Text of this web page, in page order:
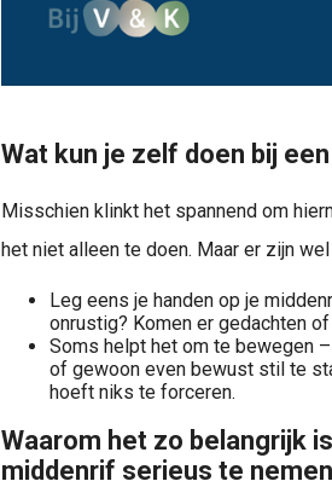
Wat kun je zelf doen bij
Misschien klinkt het spannend om
het niet alleen te doen. Maar er zijn
Leg eens je handen op je
onrustig? Komen er gedachten
Soms helpt het om te bewegen
of gewoon even bewust stil te
hoeft niks te forceren.
Waarom het zo belangrijk
middenrif serieus te nemen